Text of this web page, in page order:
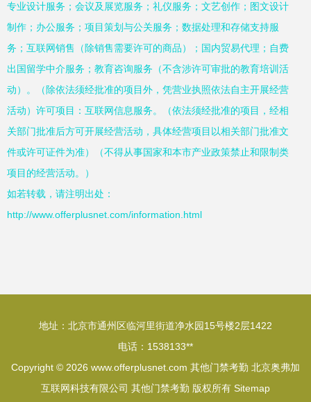
专业设计服务；会议及展览服务；礼仪服务；文艺创作；图文设计
制作；办公服务；项目策划与公关服务；数据处理和存储支持服
务；互联网销售（除销售需要许可的商品）；国内贸易代理；自费
出国留学中介服务；教育咨询服务（不含涉许可审批的教育培训活
动）。（除依法须经批准的项目外，凭营业执照依法自主开展经营
活动）许可项目：互联网信息服务。（依法须经批准的项目，经相
关部门批准后方可开展经营活动，具体经营项目以相关部门批准文
件或许可证件为准）（不得从事国家和本市产业政策禁止和限制类
项目的经营活动。）
如若转载，请注明出处：
http://www.offerplusnet.com/information.html
地址：北京市通州区临河里街道净水园15号楼2层1422
电话：1538133**
Copyright © 2026 www.offerplusnet.com 其他门禁考勤 北京奥弗加
互联网科技有限公司 其他门禁考勤 版权所有 Sitemap